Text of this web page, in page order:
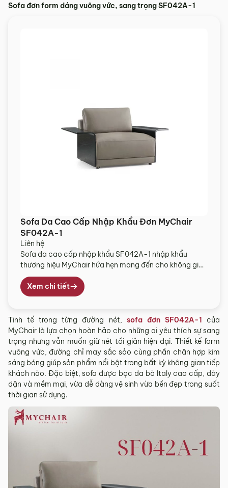
Sofa đơn form dáng vuông vức, sang trọng SF042A-1
Sofa Da Cao Cấp Nhập Khẩu Đơn MyChair
SF042A-1
Liên hệ
Sofa da cao cấp nhập khẩu SF042A-1 nhập khẩu
thương hiệu MyChair hứa hẹn mang đến cho không gian
tiếp khách của bạn sự sang trọng, mới mẻ và đầy tinh
tế. Bộ sofa phù hợp với những không gian phòng khách
có diện tích lớn, rộng rãi. Mẫu ghế sofa thư giãn được
Xem chi tiết
Tinh tế trong từng đường nét, sofa đơn SF042A-1 của
MyChair là lựa chọn hoàn hảo cho những ai yêu thích sự sang
trọng nhưng vẫn muốn giữ nét tối giản hiện đại. Thiết kế form
vuông vức, đường chỉ may sắc sảo cùng phần chân hợp kim
sáng bóng giúp sản phẩm nổi bật trong bất kỳ không gian tiếp
khách nào. Đặc biệt, sofa được bọc da bò Italy cao cấp, dày
dặn và mềm mại, vừa dễ dàng vệ sinh vừa bền đẹp trong suốt
thời gian sử dụng.